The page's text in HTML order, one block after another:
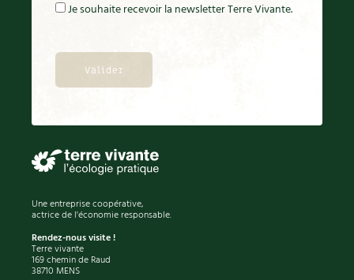
Je souhaite recevoir la newsletter Terre Vivante.
Une entreprise coopérative,
actrice de l'économie responsable.
Rendez-nous visite !
Terre vivante
169 chemin de Raud
38710 MENS